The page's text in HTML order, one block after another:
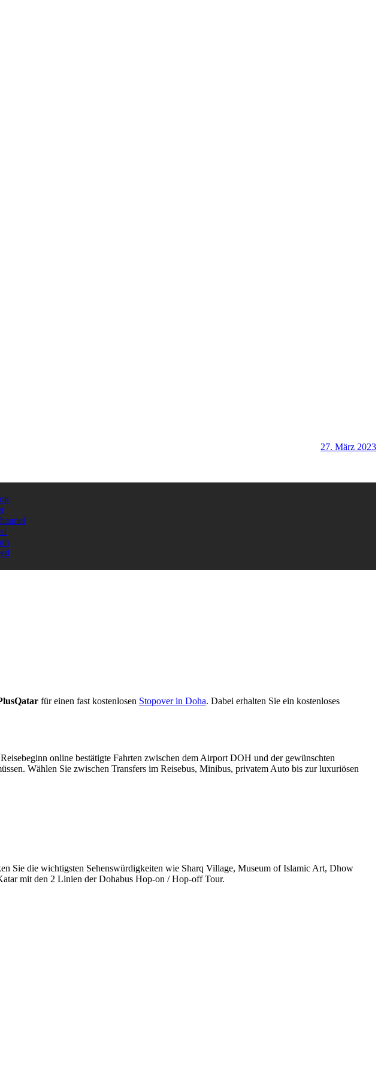
27. März 2023
für einen fast kostenlosen Stopover in Doha. Dabei erhalten Sie ein kostenloses
online bestätigte Fahrten zwischen dem Airport DOH und der gewünschten
Wählen Sie zwischen Transfers im Reisebus, Minibus, privatem Auto bis zur luxuriösen
Sie die wichtigsten Sehenswürdigkeiten wie Sharq Village, Museum of Islamic Art, Dhow
mit den 2 Linien der Dohabus Hop-on / Hop-off Tour.